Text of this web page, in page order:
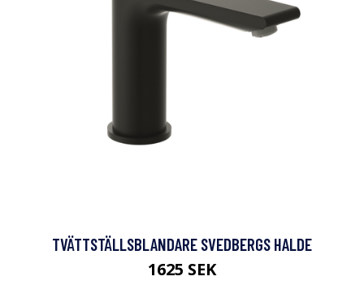
TVÄTTSTÄLLSBLANDARE SVEDBERGS HALDE
1625 SEK